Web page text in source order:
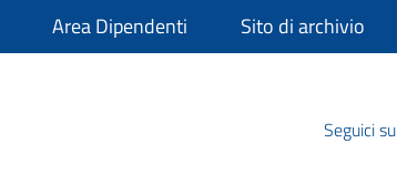
Area Dipendenti Sito di archivio
Seguici su